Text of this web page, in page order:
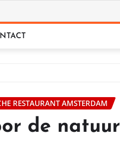
RESTAURANT AMSTERDAM
de natuur